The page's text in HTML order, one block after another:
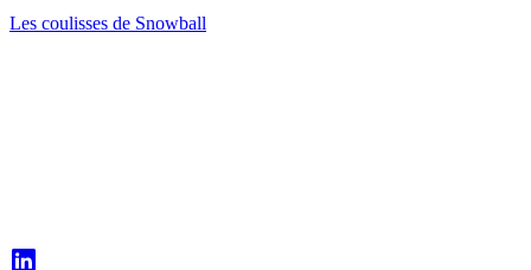
Les coulisses de Snowball